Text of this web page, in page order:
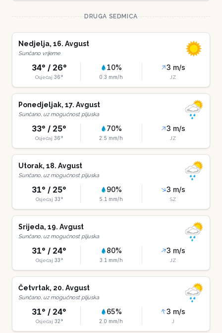
DRUGA SEDMICA
Nedjelja, 16. Avgust
Sunčano vrijeme
34° / 26°
Osjećaj 36°
10%
0.3 mm/h
3 m/s
JZ
Ponedjeljak, 17. Avgust
Sunčano, uz mogućnost pljuska
33° / 25°
Osjećaj 36°
70%
2.5 mm/h
3 m/s
JZ
Utorak, 18. Avgust
Sunčano, uz mogućnost pljuska
31° / 25°
Osjećaj 33°
90%
5.1 mm/h
3 m/s
SZ
Srijeda, 19. Avgust
Sunčano, uz mogućnost pljuska
31° / 24°
Osjećaj 33°
80%
3.1 mm/h
3 m/s
JZ
Četvrtak, 20. Avgust
Sunčano, uz mogućnost pljuska
31° / 24°
Osjećaj 32°
65%
2.0 mm/h
3 m/s
J